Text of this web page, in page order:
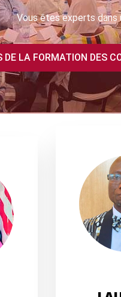
Vous êtes experts
DE LA FORMATION DES